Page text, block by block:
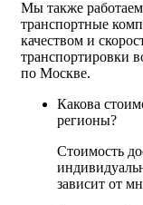
Мы также
транспортные
качеством и
транспортировки
по Москве.
Какова
регионы?
Стоимость
зависит от